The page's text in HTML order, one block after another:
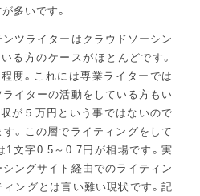
多いです。
ツライターはクラウドソーシン
る方のケースがほとんどです。
度。これには専業ライターでは
イターの活動をしている方もい
が５万円という事ではないので
。この層でライティングをして
1文字0.5～0.7円が相場です。実
ングサイト経由でのライティン
ングとは言い難い現状です。記